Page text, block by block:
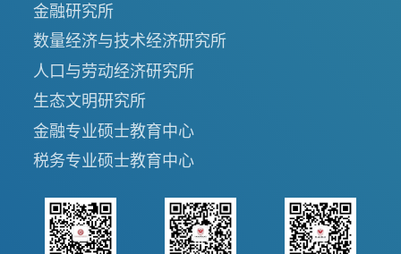
金融研究所
数量经济与技术经济研究所
人口与劳动经济研究所
生态文明研究所
金融专业硕士教育中心
税务专业硕士教育中心